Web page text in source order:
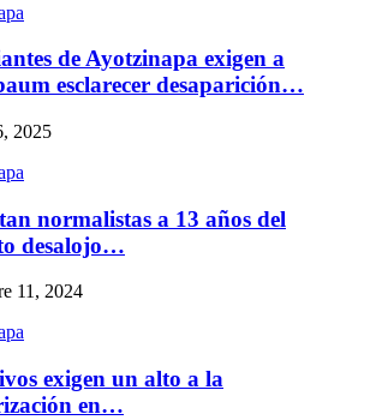
de Ayotzinapa exigen a
esclarecer desaparición…
2025
normalistas a 13 años del
desalojo…
11, 2024
exigen un alto a la
en…